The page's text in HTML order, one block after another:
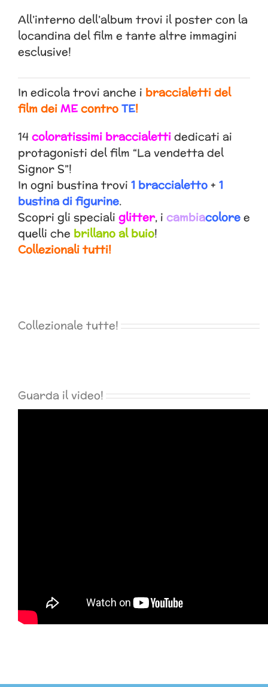
All’interno dell’album trovi il poster con la
locandina del film e tante altre immagini
esclusive!
In edicola trovi anche i braccialetti del
film dei MEcontro TE!
14 coloratissimi braccialettidedicati ai
protagonisti del film “La vendetta del
Signor S”!
In ogni bustina trovi 1 braccialetto+ 1
bustina di figurine.
Scopri gli speciali glitter, i cambiacoloree
quelli che brillano al buio!
Collezionali tutti!
Collezionale tutte!
Guarda il video!